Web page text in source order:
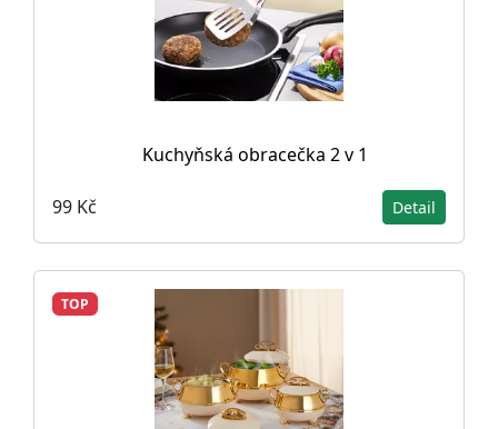
Kuchyňská obracečka 2 v 1
99 Kč Detail
TOP